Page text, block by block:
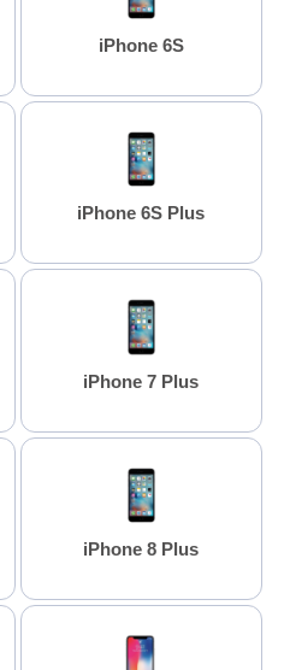
iPhone 6S
iPhone 6S Plus
iPhone 7 Plus
iPhone 8 Plus